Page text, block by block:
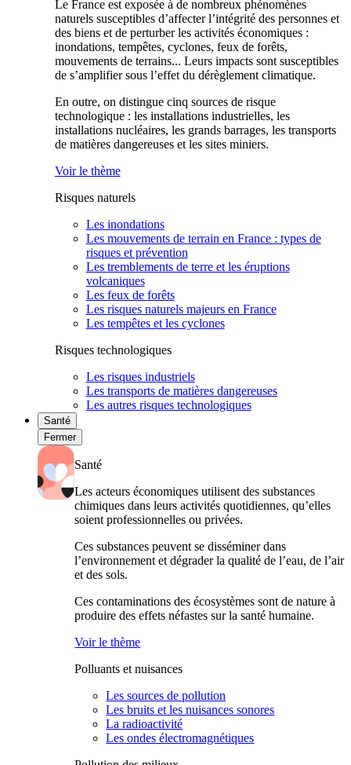
Le France est exposée à de nombreux phénomènes
naturels susceptibles d’affecter l’intégrité des personnes et
des biens et de perturber les activités économiques :
inondations, tempêtes, cyclones, feux de forêts,
mouvements de terrains... Leurs impacts sont susceptibles
de s’amplifier sous l’effet du dérèglement climatique.
En outre, on distingue cinq sources de risque
technologique : les installations industrielles, les
installations nucléaires, les grands barrages, les transports
de matières dangereuses et les sites miniers.
Voir le thème
Risques naturels
Les inondations
Les mouvements de terrain en France : types de
risques et prévention
Les tremblements de terre et les éruptions
volcaniques
Les feux de forêts
Les risques naturels majeurs en France
Les tempêtes et les cyclones
Risques technologiques
Les risques industriels
Les transports de matières dangereuses
Les autres risques technologiques
Santé
Fermer
Santé
Les acteurs économiques utilisent des substances
chimiques dans leurs activités quotidiennes, qu’elles
soient professionnelles ou privées.
Ces substances peuvent se disséminer dans
l’environnement et dégrader la qualité de l’eau, de l’air
et des sols.
Ces contaminations des écosystèmes sont de nature à
produire des effets néfastes sur la santé humaine.
Voir le thème
Polluants et nuisances
Les sources de pollution
Les bruits et les nuisances sonores
La radioactivité
Les ondes électromagnétiques